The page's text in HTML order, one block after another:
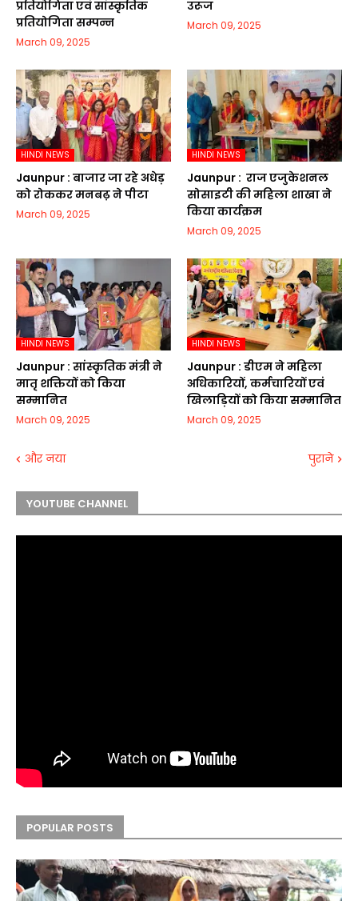
प्रतियोगिता एवं सांस्कृतिक
प्रतियोगिता सम्पन्न
March 09, 2025
उरूज
March 09, 2025
HINDI NEWS
Jaunpur :​ बाजार जा रहे अधेड़
को रोककर मनबढ़ ने पीटा
March 09, 2025
HINDI NEWS
Jaunpur : ​ ​राज एजुकेशनल
सोसाइटी की महिला शाखा ने
किया कार्यक्रम
March 09, 2025
HINDI NEWS
Jaunpur :​ सांस्कृतिक मंत्री ने
मातृ शक्तियों को किया
सम्मानित
March 09, 2025
HINDI NEWS
Jaunpur :​ डीएम ने महिला
अधिकारियों, कर्मचारियों एवं
खिलाड़ियों को किया सम्मानित
March 09, 2025
और नया पुराने
YOUTUBE CHANNEL
POPULAR POSTS